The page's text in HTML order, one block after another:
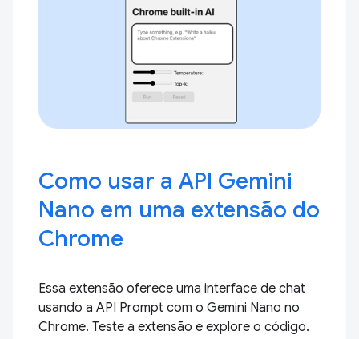
Como usar a API Gemini
Nano em uma extensão do
Chrome
Essa extensão oferece uma interface de chat
usando a API Prompt com o Gemini Nano no
Chrome. Teste a extensão e explore o código.